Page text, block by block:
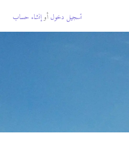
تسجيل دخول أوإنشاء حساب